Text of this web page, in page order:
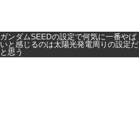
ガンダムSEEDの設定で何気に一番やば
いと感じるのは太陽光発電周りの設定だ
と思う